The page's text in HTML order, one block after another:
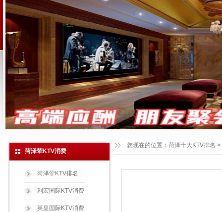
菏泽荤KTV消费
菏泽荤KTV排名
利宏国际KTV消费
英皇国际KTV消费
您现在的位置： 菏泽十大KTV排名 >